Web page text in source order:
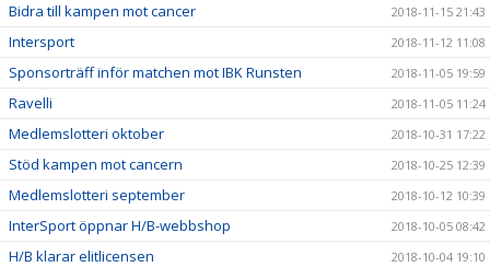
Bidra till kampen mot cancer 2018-11-15 21:43
Intersport 2018-11-12 11:08
Sponsorträff inför matchen mot IBK Runsten 2018-11-05 19:59
Ravelli 2018-11-05 11:24
Medlemslotteri oktober 2018-10-31 17:22
Stöd kampen mot cancern 2018-10-25 12:39
Medlemslotteri september 2018-10-12 10:39
InterSport öppnar H/B-webbshop 2018-10-05 08:42
H/B klarar elitlicensen 2018-10-04 19:10